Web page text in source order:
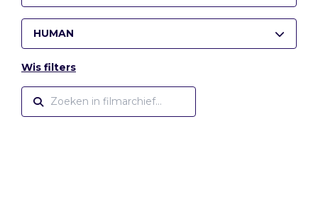
HUMAN
Wis filters